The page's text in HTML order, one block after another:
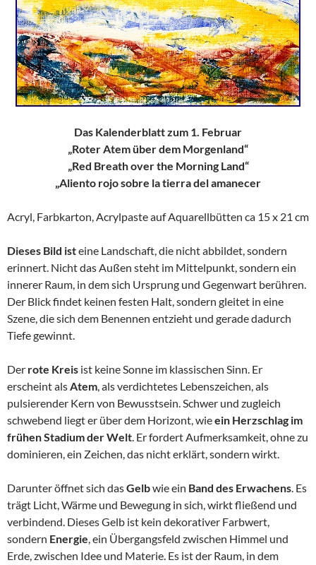
Das Kalenderblatt zum 1. Februar
„Roter Atem über dem Morgenland“
„Red Breath over the Morning Land“
„Aliento rojo sobre la tierra del amanecer
Acryl, Farbkarton, Acrylpaste auf Aquarellbütten ca 15 x 21 cm
Dieses Bild isteine Landschaft, die nicht abbildet, sondern
erinnert. Nicht das Außen steht im Mittelpunkt, sondern ein
innerer Raum, in dem sich Ursprung und Gegenwart berühren.
Der Blick findet keinen festen Halt, sondern gleitet in eine
Szene, die sich dem Benennen entzieht und gerade dadurch
Tiefe gewinnt.
Der rote Kreis ist keine Sonne im klassischen Sinn. Er
erscheint alsAtem, als verdichtetes Lebenszeichen, als
pulsierender Kern von Bewusstsein. Schwer und zugleich
schwebend liegt er über dem Horizont, wieein Herzschlag im
frühen Stadium der Welt. Er fordert Aufmerksamkeit, ohne zu
dominieren, ein Zeichen, das nicht erklärt, sondern wirkt.
Darunter öffnet sich dasGelbwie ein Band des Erwachens. Es
trägt Licht, Wärme und Bewegung in sich, wirkt fließend und
verbindend. Dieses Gelb ist kein dekorativer Farbwert,
sondern Energie, ein Übergangsfeld zwischen Himmel und
Erde, zwischen Idee und Materie. Es ist der Raum, in dem